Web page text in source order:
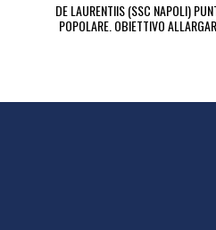
DE LAURENTIIS (SSC NAPOLI)
POPOLARE. OBIETTIVO